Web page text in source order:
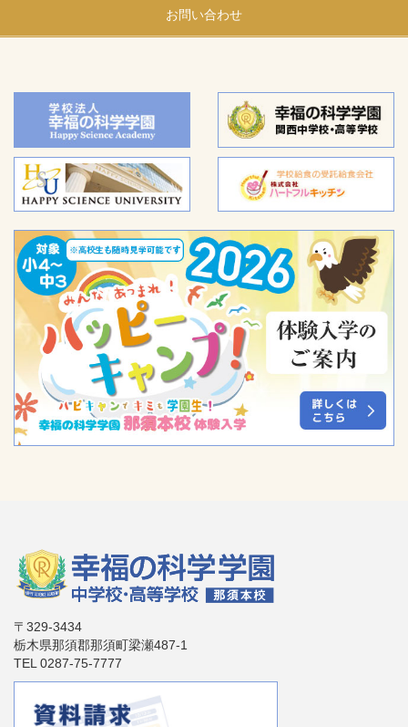
お問い合わせ
〒329-3434
栃木県那須郡那須町梁瀬487-1
TEL 0287-75-7777